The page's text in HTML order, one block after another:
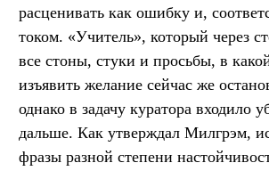
расценивать как ошибку и,
током. «Учитель», который через
все стоны, стуки и просьбы, в
изъявить желание сейчас же
однако в задачу куратора входило
дальше. Как утверждал Милгрэм,
фразы разной степени